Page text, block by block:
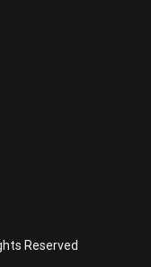
Reserved